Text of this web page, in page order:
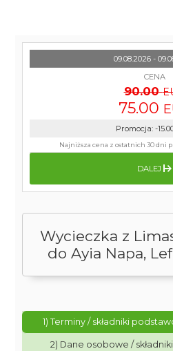
Wycieczka z
do Ayia Napa,
1) Terminy / składniki
2) Dane osobowe /
09.08.2026 -
CENA
90.00
75.00
Promocja: -
Najniższa cena z ostatnich 30 dni
DALEJ